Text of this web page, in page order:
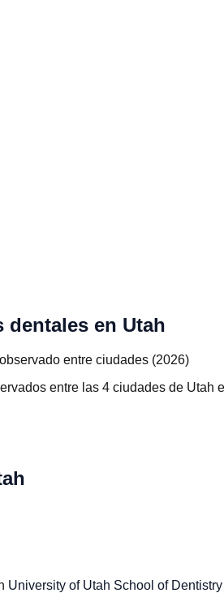
en Utah
entre ciudades (2026)
entre las 4 ciudades de Utah
University of Utah School of